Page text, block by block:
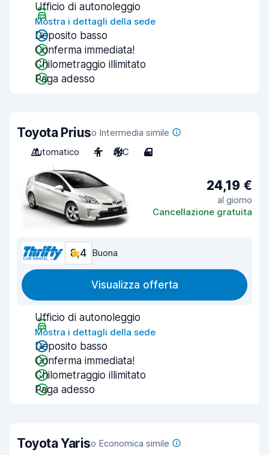
Ufficio di autonoleggio
Mostra i dettagli della sede
Deposito basso
Conferma immediata!
Chilometraggio illimitato
Paga adesso
Toyota Priuso Intermedia simile
Automatico
4 A/C 4
24,19 €
al giorno
Cancellazione gratuita
8,4 Buona
Visualizza offerta
Ufficio di autonoleggio
Mostra i dettagli della sede
Deposito basso
Conferma immediata!
Chilometraggio illimitato
Paga adesso
Toyota Yariso Economica simile